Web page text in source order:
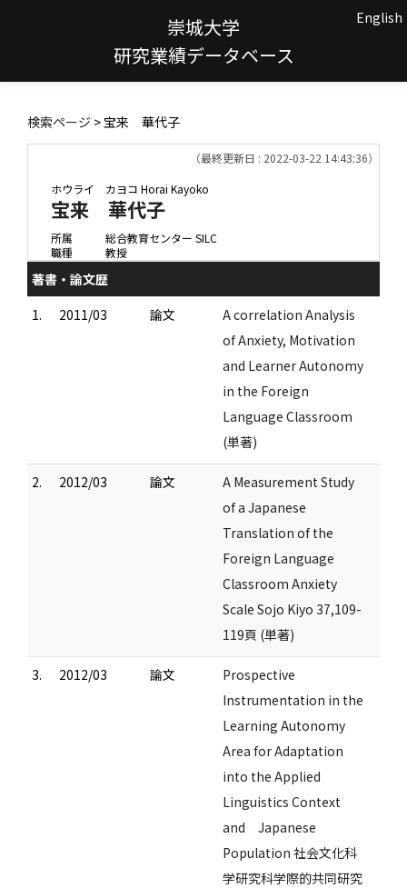
崇城大学
研究業績データベース
English
検索ページ > 宝来 華代子
（最終更新日 : 2022-03-22 14:43:36）
ホウライ カヨコ Horai Kayoko
宝来 華代子
所属
総合教育センター SILC
職種
教授
著書・論文歴
1.
2011/03 論文
A correlation Analysis
of Anxiety, Motivation
and Learner Autonomy
in the Foreign
Language Classroom
(単著)
2. 2012/03 論文
A Measurement Study
of a Japanese
Translation of the
Foreign Language
Classroom Anxiety
Scale Sojo Kiyo 37,109-
119頁 (単著)
3. 2012/03 論文
Prospective
Instrumentation in the
Learning Autonomy
Area for Adaptation
into the Applied
Linguistics Context
and Japanese
Population 社会文化科
学研究科学際的共同研究